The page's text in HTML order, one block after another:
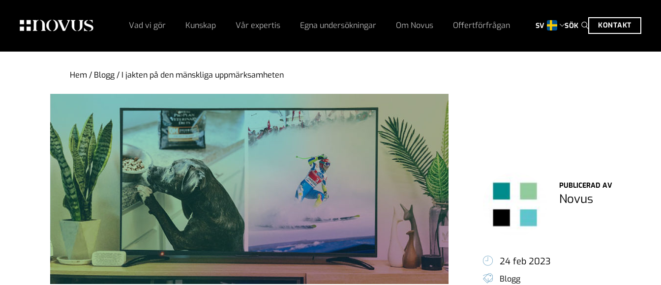
Vad vi gör Kunskap Vår expertis Egna undersökningar Om Novus Offertförfrågan SV SÖK KONTAKT
Hem / Blogg/ I jakten på den mänskliga uppmärksamheten
PUBLICERAD AV
Novus
24 feb 2023
Blogg